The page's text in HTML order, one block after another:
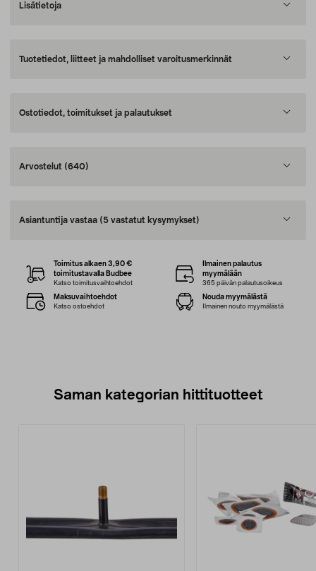
Lisätietoja
Tuotetiedot, liitteet ja mahdolliset varoitusmerkinnät
Ostotiedot, toimitukset ja palautukset
Arvostelut (640)
Asiantuntija vastaa (5 vastatut kysymykset)
Toimitus alkaen 3,90 €
toimitustavalla Budbee
Katso toimitusvaihtoehdot
Ilmainen palautus
myymälään
365 päivän palautusoikeus
Maksuvaihtoehdot
Katso ostoehdot
Nouda myymälästä
Ilmainen nouto myymälästä
Saman kategorian hittituotteet